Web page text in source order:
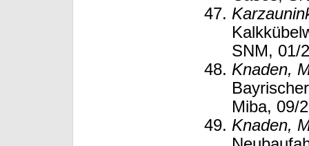
SNM, 01/
Knaden,
Miba, 09/
Knaden,